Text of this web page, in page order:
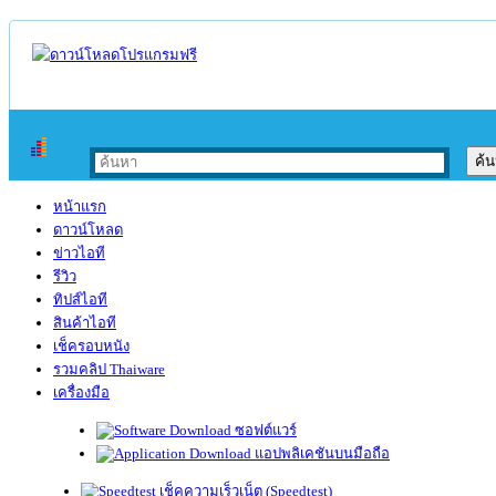
หน้าแรก
ดาวน์โหลด
ข่าวไอที
รีวิว
ทิปส์ไอที
สินค้าไอที
เช็ครอบหนัง
รวมคลิป Thaiware
เครื่องมือ
ซอฟต์แวร์
แอปพลิเคชันบนมือถือ
เช็คความเร็วเน็ต (Speedtest)